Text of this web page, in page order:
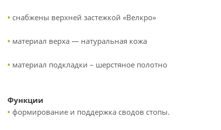
• снабжены верхней застежкой «Велкро»
• материал верха — натуральная кожа
• материал подкладки – шерстяное полотно
Функции
• формирование и поддержка сводов стопы.